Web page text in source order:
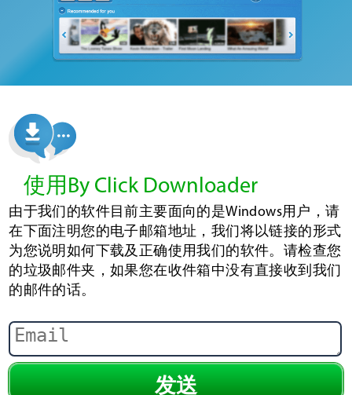
使用By Click Downloader
由于我们的软件目前主要面向的是Windows用户，请
在下面注明您的电子邮箱地址，我们将以链接的形式
为您说明如何下载及正确使用我们的软件。请检查您
的垃圾邮件夹，如果您在收件箱中没有直接收到我们
的邮件的话。
发送